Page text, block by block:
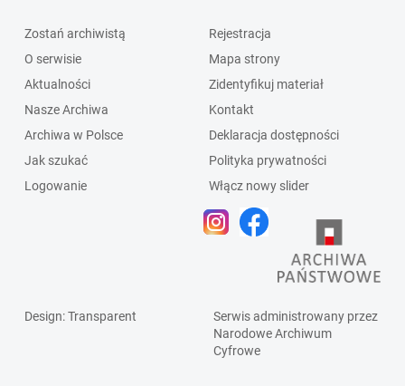
Zostań archiwistą
O serwisie
Aktualności
Nasze Archiwa
Archiwa w Polsce
Jak szukać
Logowanie
Rejestracja
Mapa strony
Zidentyfikuj materiał
Kontakt
Deklaracja dostępności
Polityka prywatności
Włącz nowy slider
Design: Transparent
Serwis administrowany przez
Narodowe Archiwum
Cyfrowe